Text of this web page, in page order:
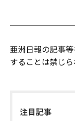
亜洲日報の記事
することは禁じら
注目記事